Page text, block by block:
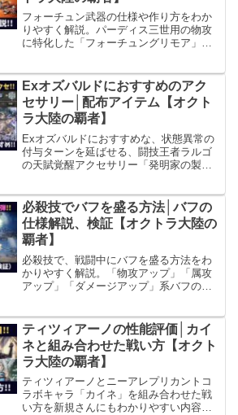
フォーチュン武器の仕様や作り方をわか
りやすく解説。パーディス三世用の物攻
に特化した「フォーチュングリモア」の
Exオズバルドにおすすめのアク
セサリー│配布アイテム【オクト
ラ大陸の覇者】
Exオズバルドにおすすめな、状態異常の
付与ターンを延ばせる、闘技王者ラルゴ
の天賦覚醒アクセサリー「発明家の製図
セサリーなので、ぜひ参考にしてみてく
ださい。
必殺技でバフを盛る方法│バフの
仕様解説、検証【オクトラ大陸の
覇者】
必殺技で、戦闘中にバフを盛る方法をわ
かりやすく解説。「物攻アップ」「属攻
アップ」「ダメージアップ」系バフの基
ティツィアーノの性能評価│カイ
ネと組み合わせた戦い方【オクト
ラ大陸の覇者】
ティツィアーノとニーアレプリカントコ
ラボキャラ「カイネ」を組み合わせた戦
い方を新規さんにもわかりやすい内容で